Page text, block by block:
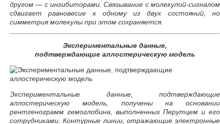
другом — с ингибиторами. Связывание с молекулой-сигналом
сдвигает равновесие к одному из двух состояний, но
симметрия молекулы при этом сохраняется.
Экспериментальные данные,
подтверждающие аллостерическую модель
Экспериментальные данные, подтверждающие
аллостерическую модель, получены на основании
рентгенограмм гемоглобина, выполненных Перутцем и его
сотрудниками. Контурные линии, отражающие электронные